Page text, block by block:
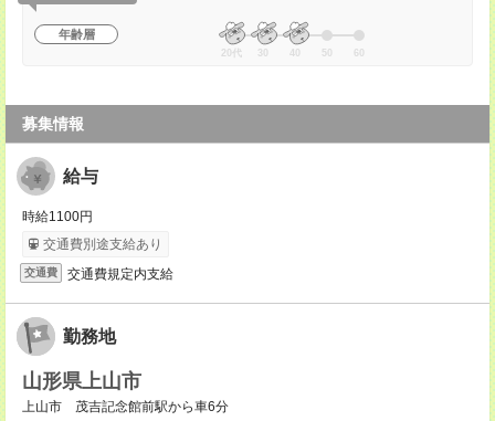
年齢層
20代 30 40 50 60
募集情報
給与
時給1100円
交通費別途支給あり
交通費 交通費規定内支給
勤務地
山形県上山市
上山市 茂吉記念館前駅から車6分